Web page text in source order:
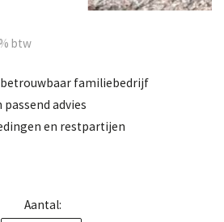
betrouwbaar familiebedrijf
advies
en restpartijen
Aantal: